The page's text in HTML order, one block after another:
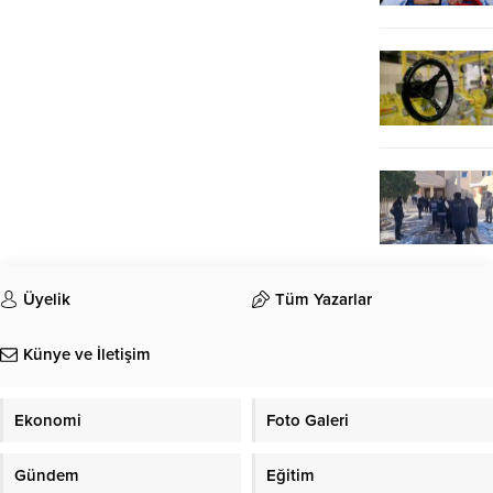
Üyelik Tüm Yazarlar
Künye ve İletişim
Ekonomi Foto Galeri
Gündem Eğitim